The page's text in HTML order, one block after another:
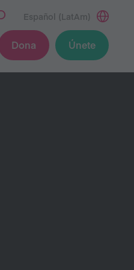
Español (LatAm)
Dona Únete